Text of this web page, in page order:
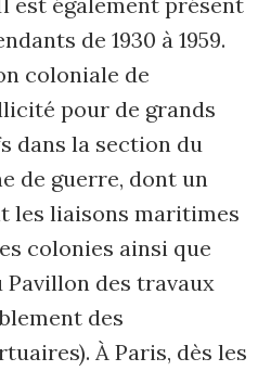
de 1930 à 1959.
coloniale de
pour de grands
dans la section du
de guerre, dont un
les liaisons maritimes
colonies ainsi que
des travaux
des
À Paris, dès les